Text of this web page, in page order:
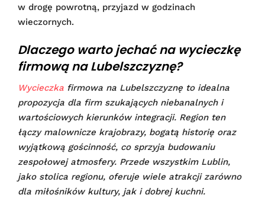
w drogę powrotną, przyjazd w godzinach
wieczornych.
Dlaczego warto jechać na wycieczkę
firmową na Lubelszczyznę?
Wycieczka firmowa na Lubelszczyznę to idealna
propozycja dla firm szukających niebanalnych i
wartościowych kierunków integracji. Region ten
łączy malownicze krajobrazy, bogatą historię oraz
wyjątkową gościnność, co sprzyja budowaniu
zespołowej atmosfery. Przede wszystkim Lublin,
jako stolica regionu, oferuje wiele atrakcji zarówno
dla miłośników kultury, jak i dobrej kuchni.